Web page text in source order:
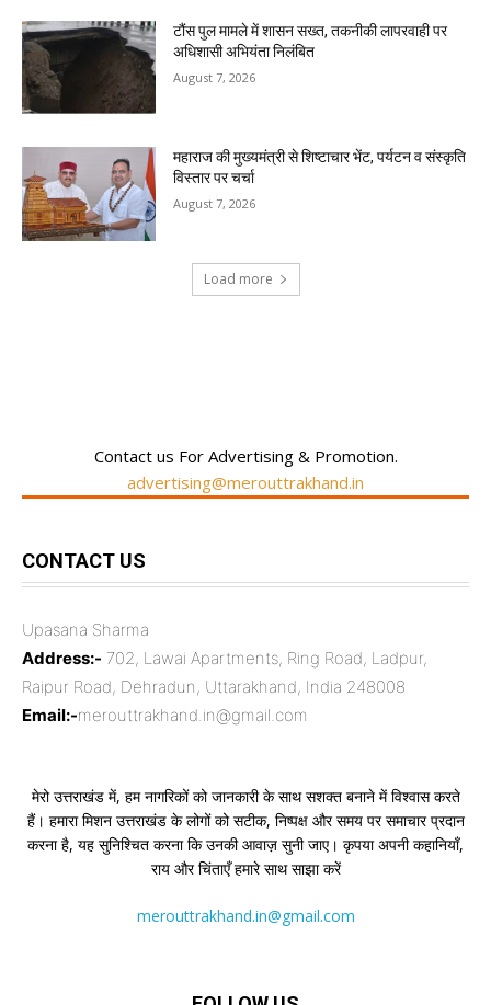
टौंस पुल मामले में शासन सख्त, तकनीकी लापरवाही पर
अधिशासी अभियंता निलंबित
August 7, 2026
महाराज की मुख्यमंत्री से शिष्टाचार भेंट, पर्यटन व संस्कृति
विस्तार पर चर्चा
August 7, 2026
Load more
Contact us For Advertising & Promotion.
advertising@merouttrakhand.in
CONTACT US
Upasana Sharma
Address:- 702, Lawai Apartments, Ring Road, Ladpur,
Raipur Road, Dehradun, Uttarakhand, India 248008
Email:-merouttrakhand.in@gmail.com
मेरो उत्तराखंड में, हम नागरिकों को जानकारी के साथ सशक्त बनाने में विश्वास करते
हैं। हमारा मिशन उत्तराखंड के लोगों को सटीक, निष्पक्ष और समय पर समाचार प्रदान
करना है, यह सुनिश्चित करना कि उनकी आवाज़ सुनी जाए। कृपया अपनी कहानियाँ,
राय और चिंताएँ हमारे साथ साझा करें
merouttrakhand.in@gmail.com